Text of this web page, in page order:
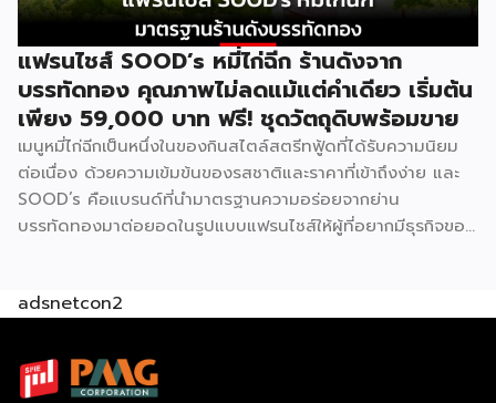
อุปกรณ์ วัตถุดิบ และการอบรมทักษะการทำแซนด์วิชอย่างถูกวิธี
ตามหลักสุขาภิบาลและอนามัย เมนูของแบรนด์มีให้เลือกถึง 8 ไส้
ได้แก่ แซนด์วิชโฮลวีตไส้แฮมหมูหยอง ไส้แฮม ไส้ปูอัด ไส้ไข่ดาว
หมูหยองพริกเผา ไส้เทสตี้แฮม ไส้ทูน่าหมูหยอง ไส้ทูน่า และไส้
หมูหยองพริกเผา ครอบคลุมทั้งรสชาติคลาสสิกและรสชาติที่คน
ไทยคุ้นเคย ปรัชญาสำคัญที่ผู้ร่วมค้าต้องยึดถือคือ “แซนด์วิชมี
คุณภาพ ใหม่ สด สะอาด อร่อย” ภายใต้มาตรฐานของฟาร์มเฮ้าส์
ปัจจุบัน GMF ได้รับความนิยมกระจายอยู่ทั่วกรุงเทพฯ และ
ปริมณฑล […]
แฟรนไชส์ SOOD’s หมี่ไก่ฉีก ร้านดังจาก
บรรทัดทอง คุณภาพไม่ลดแม้แต่คำเดียว เริ่มต้น
เพียง 59,000 บาท ฟรี! ชุดวัตถุดิบพร้อมขาย
เมนูหมี่ไก่ฉีกเป็นหนึ่งในของกินสไตล์สตรีทฟู้ดที่ได้รับความนิยม
ต่อเนื่อง ด้วยความเข้มข้นของรสชาติและราคาที่เข้าถึงง่าย และ
SOOD’s คือแบรนด์ที่นำมาตรฐานความอร่อยจากย่าน
บรรทัดทองมาต่อยอดในรูปแบบแฟรนไชส์ให้ผู้ที่อยากมีธุรกิจของ
ทางการ เริ่มต้นเพียง 59,000 บาท ก็สามารถเปิดขายได้ทันที
ก่อนตัดสินใจ จุดขายหลักของ SOOD’s คือความอร่อยแบบต้น
ตำรับ มาตรฐานเดียวกับร้านดังจากบรรทัดทอง แต่นำมาปรับให้
adsnetcon2